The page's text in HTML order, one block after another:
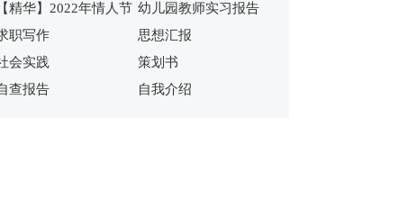
【精华】2022年情人节
福短语集锦60句
幼儿园教师实习报告
职写作
思想汇报
会实践
策划书
查报告
自我介绍